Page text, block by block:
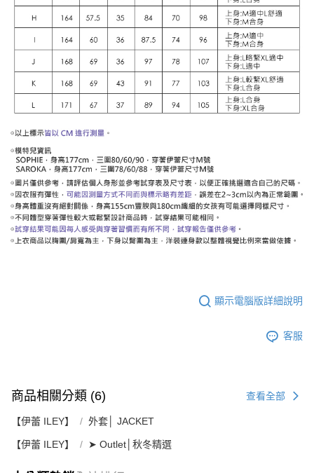
顯示電腦版詳細說明
客服
商品相關分類 (6) 查看全部
【伊蕾 ILEY】 外套│ JACKET
【伊蕾 ILEY】 ➤ Outlet│秋冬精選